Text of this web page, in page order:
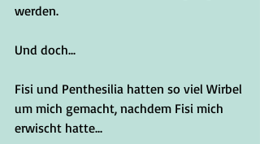
werden.
Und doch...
Fisi und Penthesilia hatten so viel Wirbel
um mich gemacht, nachdem Fisi mich
erwischt hatte...